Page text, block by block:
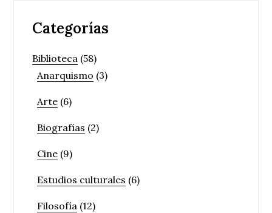
Categorías
Biblioteca (58)
Anarquismo (3)
Arte (6)
Biografías (2)
Cine (9)
Estudios culturales (6)
Filosofía (12)